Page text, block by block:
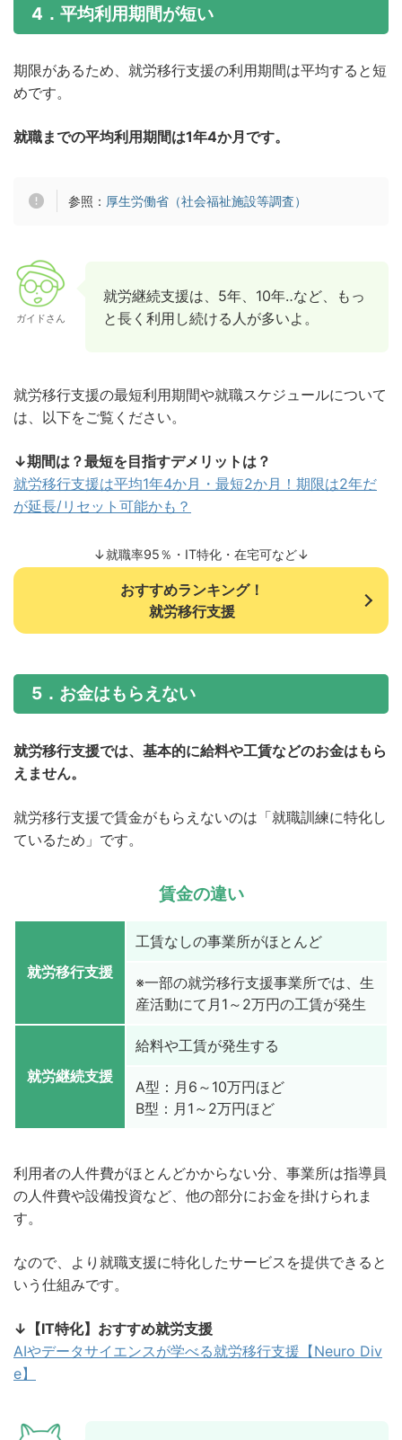
4．平均利用期間が短い
期限があるため、就労移行支援の利用期間は平均すると短
めです。
就職までの平均利用期間は1年4か月です。
参照： 厚生労働省（社会福祉施設等調査）
ガイドさん
就労継続支援は、5年、10年‥など、もっ
と長く利用し続ける人が多いよ。
就労移行支援の最短利用期間や就職スケジュールについて
は、以下をご覧ください。
↓期間は？最短を目指すデメリットは？
就労移行支援は平均1年4か月・最短2か月！期限は2年だ
が延長/リセット可能かも？
↓就職率95％・IT特化・在宅可など↓
おすすめランキング！
就労移行支援
5．お金はもらえない
就労移行支援では、基本的に給料や工賃などのお金はもら
えません。
就労移行支援で賃金がもらえないのは「就職訓練に特化し
ているため」です。
賃金の違い
就労移行支援
工賃なしの事業所がほとんど
※一部の就労移行支援事業所では、生
産活動にて月1～2万円の工賃が発生
就労継続支援
給料や工賃が発生する
A型：月6～10万円ほど
B型：月1～2万円ほど
利用者の人件費がほとんどかからない分、事業所は指導員
の人件費や設備投資など、他の部分にお金を掛けられま
す。
なので、より就職支援に特化したサービスを提供できると
いう仕組みです。
↓【IT特化】おすすめ就労支援
AIやデータサイエンスが学べる就労移行支援【Neuro Div
e】